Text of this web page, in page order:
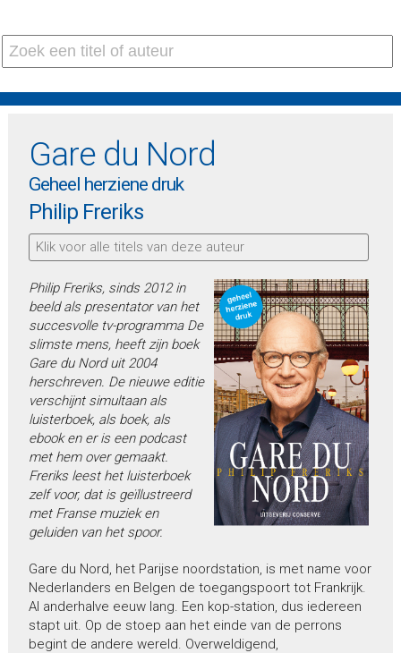
Gare du Nord
Geheel herziene druk
Philip Freriks
Klik voor alle titels van deze auteur
Philip Freriks, sinds 2012 in
beeld als presentator van het
succesvolle tv-programma De
slimste mens, heeft zijn boek
Gare du Nord uit 2004
herschreven. De nieuwe editie
verschijnt simultaan als
luisterboek, als boek, als
ebook en er is een podcast
met hem over gemaakt.
Freriks leest het luisterboek
zelf voor, dat is geïllustreerd
met Franse muziek en
geluiden van het spoor.
Gare du Nord, het Parijse noordstation, is met name voor
Nederlanders en Belgen de toegangspoort tot Frankrijk.
Al anderhalve eeuw lang. Een kop-station, dus iedereen
stapt uit. Op de stoep aan het einde van de perrons
begint de andere wereld. Overweldigend,